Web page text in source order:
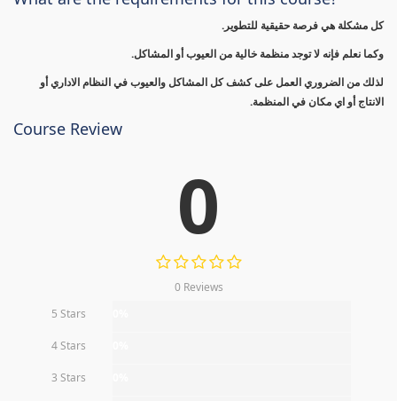
كل مشكلة هي فرصة حقيقية للتطوير.
وكما نعلم فإنه لا توجد منظمة خالية من العيوب أو المشاكل.
لذلك من الضروري العمل على كشف كل المشاكل والعيوب في النظام الاداري أو
الانتاج أو اي مكان في المنظمة.
Course Review
0
0 Reviews
5 Stars
4 Stars
3 Stars